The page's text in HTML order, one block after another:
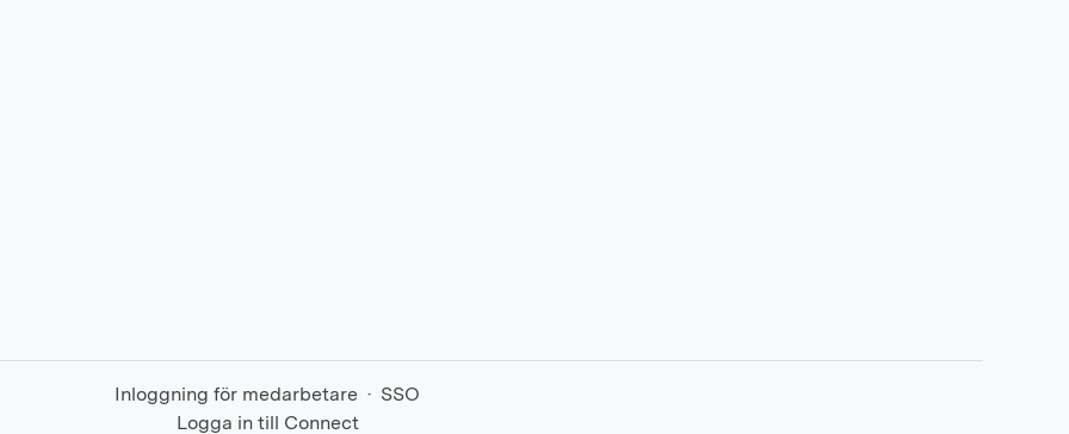
Inloggning för medarbetare · SSO
Logga in till Connect